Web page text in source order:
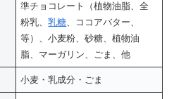
準チョコレート（植物油脂、全
粉乳、乳糖、ココアバター、
等）、小麦粉、砂糖、植物油
脂、マーガリン、ごま、他
小麦・乳成分・ごま